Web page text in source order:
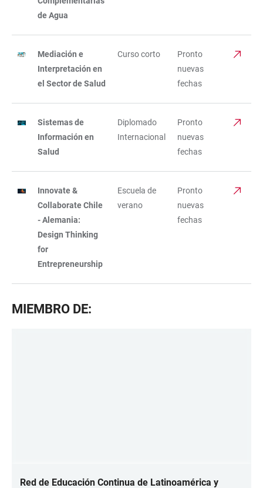
de Agua
Mediación e
Interpretación en
el Sector de Salud
Curso corto
Pronto
nuevas
fechas
Sistemas de
Información en
Salud
Diplomado
Internacional
Pronto
nuevas
fechas
Innovate &
Collaborate Chile
- Alemania:
Design Thinking
for
Entrepreneurship
Escuela de
verano
Pronto
nuevas
fechas
MIEMBRO DE:
Red de Educación Continua de Latinoamérica y